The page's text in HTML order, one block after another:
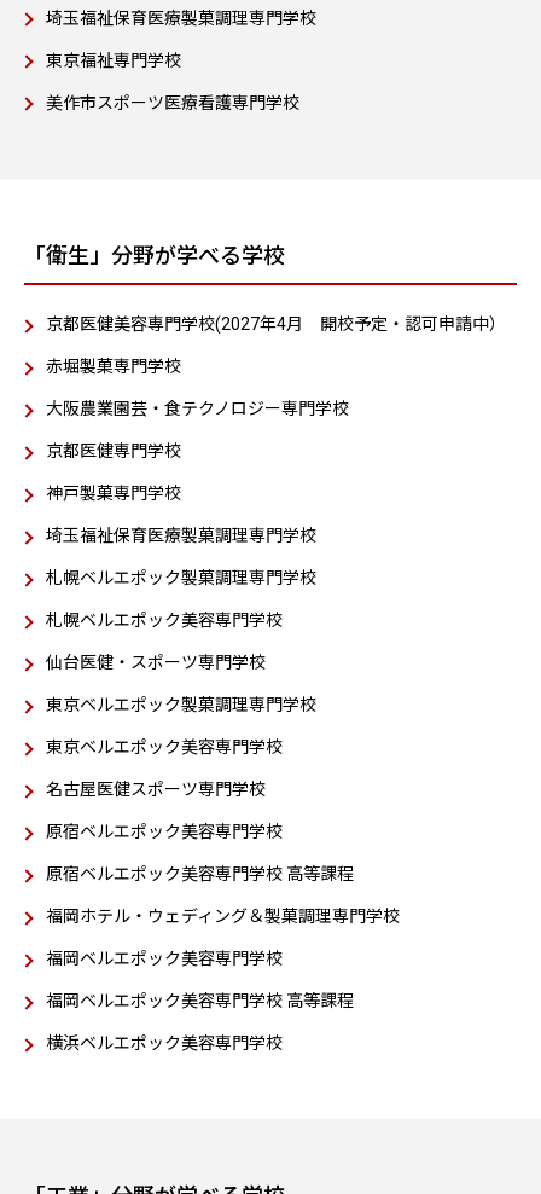
埼玉福祉保育医療製菓調理専門学校
東京福祉専門学校
美作市スポーツ医療看護専門学校
「衛生」分野が学べる学校
京都医健美容専門学校(2027年4月 開校予定・認可申請中）
赤堀製菓専門学校
大阪農業園芸・食テクノロジー専門学校
京都医健専門学校
神戸製菓専門学校
埼玉福祉保育医療製菓調理専門学校
札幌ベルエポック製菓調理専門学校
札幌ベルエポック美容専門学校
仙台医健・スポーツ専門学校
東京ベルエポック製菓調理専門学校
東京ベルエポック美容専門学校
名古屋医健スポーツ専門学校
原宿ベルエポック美容専門学校
原宿ベルエポック美容専門学校 高等課程
福岡ホテル・ウェディング＆製菓調理専門学校
福岡ベルエポック美容専門学校
福岡ベルエポック美容専門学校 高等課程
横浜ベルエポック美容専門学校